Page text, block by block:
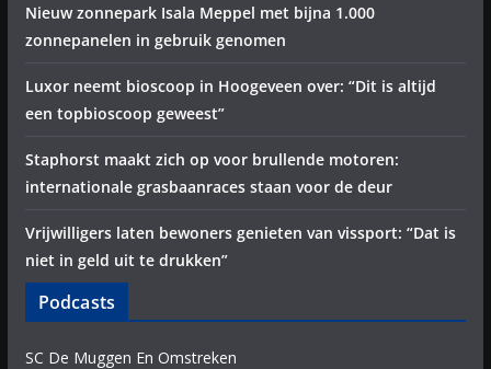
Nieuw zonnepark Isala Meppel met bijna 1.000
zonnepanelen in gebruik genomen
Luxor neemt bioscoop in Hoogeveen over: “Dit is altijd
een topbioscoop geweest”
Staphorst maakt zich op voor brullende motoren:
internationale grasbaanraces staan voor de deur
Vrijwilligers laten bewoners genieten van vissport: “Dat is
niet in geld uit te drukken”
Podcasts
SC De Muggen En Omstreken